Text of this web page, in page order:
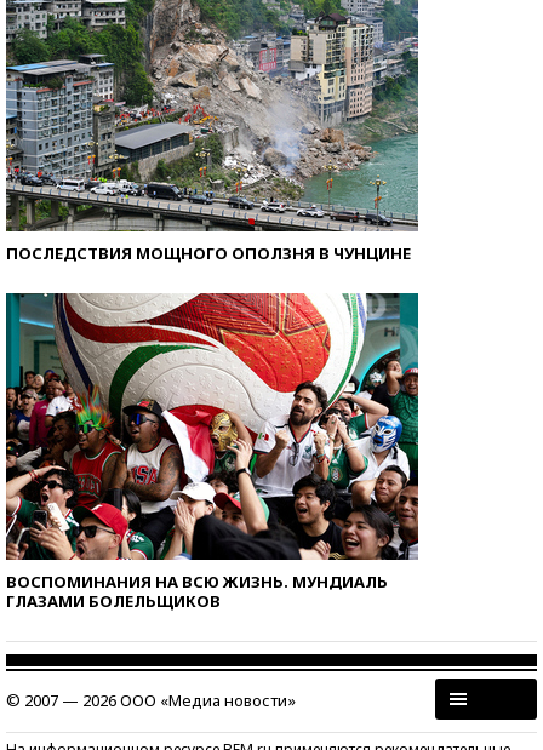
ПОСЛЕДСТВИЯ МОЩНОГО ОПОЛЗНЯ В ЧУНЦИНЕ
ВОСПОМИНАНИЯ НА ВСЮ ЖИЗНЬ. МУНДИАЛЬ
ГЛАЗАМИ БОЛЕЛЬЩИКОВ
© 2007 — 2026 ООО «Медиа новости»